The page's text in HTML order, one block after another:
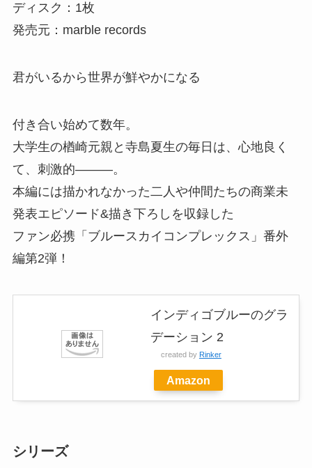
ディスク：1枚
発売元：marble records
君がいるから世界が鮮やかになる
付き合い始めて数年。
大学生の楢崎元親と寺島夏生の毎日は、心地良く
て、刺激的―――。
本編には描かれなかった二人や仲間たちの商業未
発表エピソード&描き下ろしを収録した
ファン必携「ブルースカイコンプレックス」番外
編第2弾！
インディゴブルーのグラ
デーション 2
created by Rinker
Amazon
シリーズ